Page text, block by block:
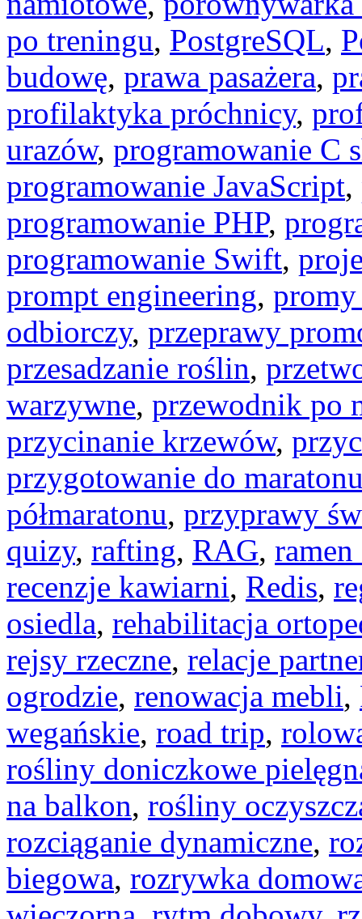
po treningu, PostgreSQL,
budowę, prawa pasażera,
profilaktyka próchnicy,
urazów, programowanie C
programowanie JavaScript,
programowanie PHP,
programowanie Swift,
prompt engineering,
odbiorczy, przeprawy
przesadzanie roślin,
warzywne, przewodnik po
przycinanie krzewów,
przygotowanie do
półmaratonu, przyprawy
quizy, rafting, RAG,
recenzje kawiarni, Redis,
osiedla, rehabilitacja
rejsy rzeczne, relacje
ogrodzie, renowacja mebli,
wegańskie, road trip,
rośliny doniczkowe
na balkon, rośliny
rozciąganie dynamiczne,
biegowa, rozrywka